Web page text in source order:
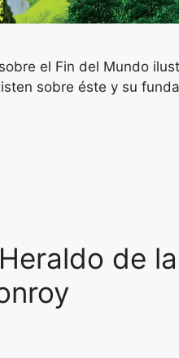
el Fin del Mundo
sobre éste y su
de la